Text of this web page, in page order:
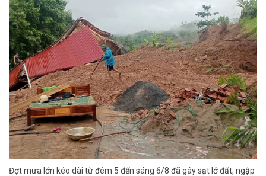
Đợt mưa lớn kéo dài từ đêm 5 đến sáng 6/8 đã gây sạt lở đất, ngập